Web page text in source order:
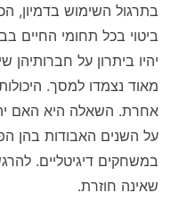
בתרגול השימוש בדמיון,
ביטוי בכל תחומי החיים
יהיו ביתרון על חברותיהן
מאוד נצמדו למסך.
אחרת. השאלה היא האם
על השנים האבודות בהן
במשחקים דיגיטליים.
שאינה חוזרת.